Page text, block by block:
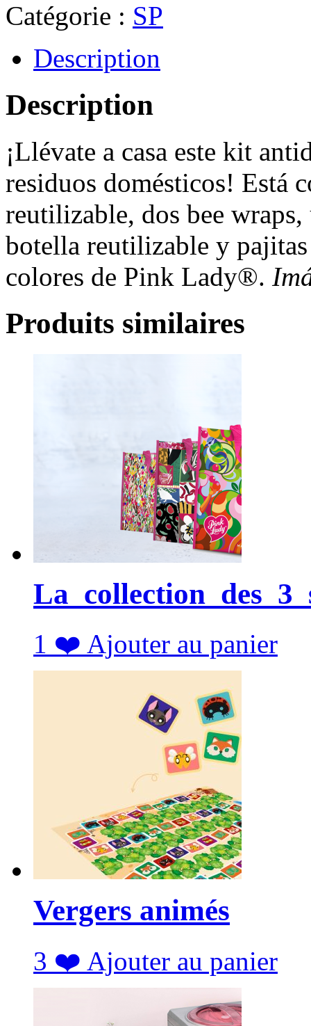
Catégorie : SP
Description
Description
¡Llévate a casa este kit
residuos domésticos! Está
reutilizable, dos bee
botella reutilizable y
colores de Pink Lady®.
Produits similaires
1 ❤️ Ajouter au panier
Vergers animés
3 ❤️ Ajouter au panier